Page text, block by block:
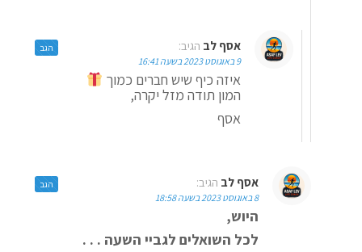
אסף לב הגיב:
9 באוגוסט 2023 בשעה 16:41
איזה כיף שיש חברים כמוך
המון תודה מזל יקרה,
אסף
הגב
אסף לב הגיב:
8 באוגוסט 2023 בשעה 18:58
היוש,
לכל השואלים לגביי השעה . . .
הגב